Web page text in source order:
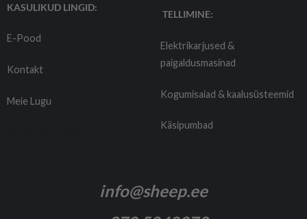
KASULIKUD LINGID:
E-Pood
Kontakt
Meie Lugu
TELLIMINE:
Elektrikarjused &
paigaldusmasinad
Kogumisaiad & kaalusüsteemid
Käsipumbad
info@sheep.ee